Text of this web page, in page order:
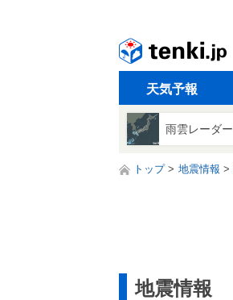
天気予報
雨雲レーダー
トップ 地震情報
地震情報